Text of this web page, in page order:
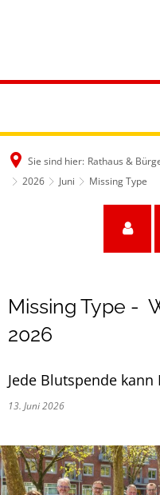
Sie sind hier: Rathaus &
2026
Juni Missing Type
Missing Type -
2026
Jede Blutspende kann
13. Juni 2026